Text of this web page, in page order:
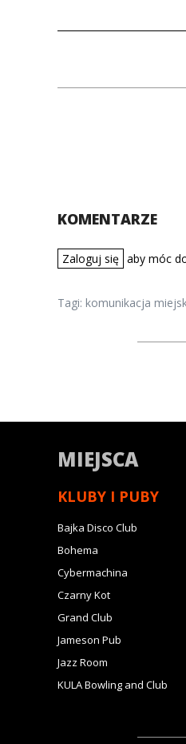
KOMENTARZE
Zaloguj się aby móc
Tagi: komunikacja
MIEJSCA
KLUBY I PUBY
Bajka Disco Club
Bohema
Cybermachina
Czarny Kot
Grand Club
Jameson Pub
Jazz Room
KULA Bowling and Club